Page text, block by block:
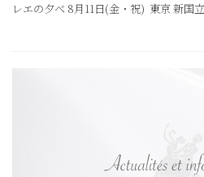
レエの夕べ 8月11日(金・祝) 東京 新国